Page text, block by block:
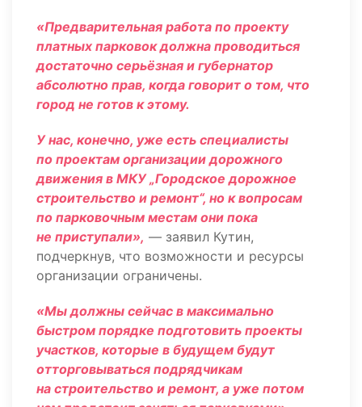
«Предварительная работа по проекту
платных парковок должна проводиться
достаточно серьёзная и губернатор
абсолютно прав, когда говорит о том, что
город не готов к этому.
У нас, конечно, уже есть специалисты
по проектам организации дорожного
движения в МКУ „Городское дорожное
строительство и ремонт“, но к вопросам
по парковочным местам они пока
не приступали», — заявил Кутин,
подчеркнув, что возможности и ресурсы
организации ограничены.
«Мы должны сейчас в максимально
быстром порядке подготовить проекты
участков, которые в будущем будут
отторговываться подрядчикам
на строительство и ремонт, а уже потом